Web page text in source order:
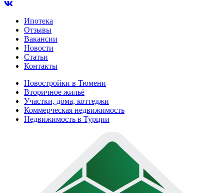
Ипотека
Отзывы
Вакансии
Новости
Статьи
Контакты
Новостройки в Тюмени
Вторичное жильё
Участки, дома, коттеджи
Коммерческая недвижимость
Недвижимость в Турции